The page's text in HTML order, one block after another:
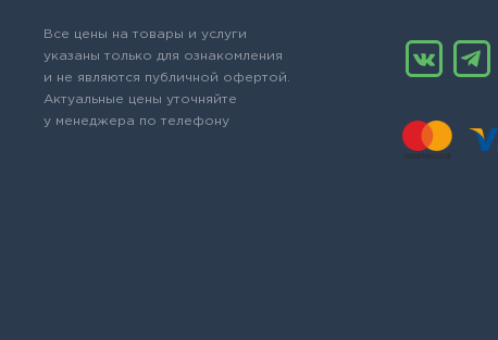
Все цены на товары и услуги
указаны только для ознакомления
и не являются публичной офертой.
Актуальные цены уточняйте
у менеджера по телефону